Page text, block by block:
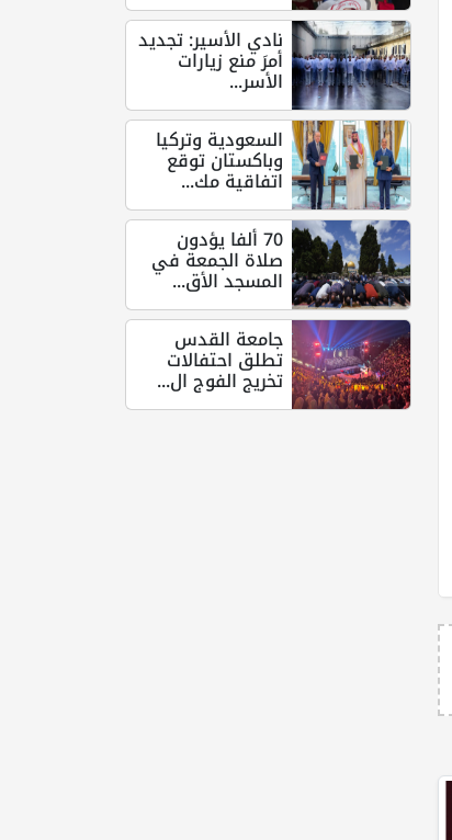
نادي الأسير: تجديد
أمرَ منع زيارات
الأسر...
السعودية وتركيا
وباكستان توقع
اتفاقية مك...
70 ألفا يؤدون
صلاة الجمعة في
المسجد الأق...
جامعة القدس
تطلق احتفالات
تخريج الفوج ال...